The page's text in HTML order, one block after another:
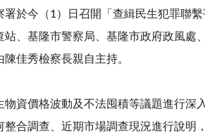
署於今（1）日召開「查緝民生犯罪聯繫
、基隆市警察局、基隆市政府政風處
佳秀檢察長親自主持。
資價格波動及不法囤積等議題進行深
合調查、近期市場調查現況進行說明